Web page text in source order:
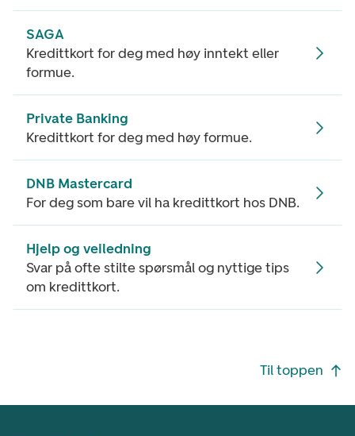
SAGA
Kredittkort for deg med høy inntekt eller
formue.
Private Banking
Kredittkort for deg med høy formue.
DNB Mastercard
For deg som bare vil ha kredittkort hos DNB.
Hjelp og veiledning
Svar på ofte stilte spørsmål og nyttige tips
om kredittkort.
Til toppen